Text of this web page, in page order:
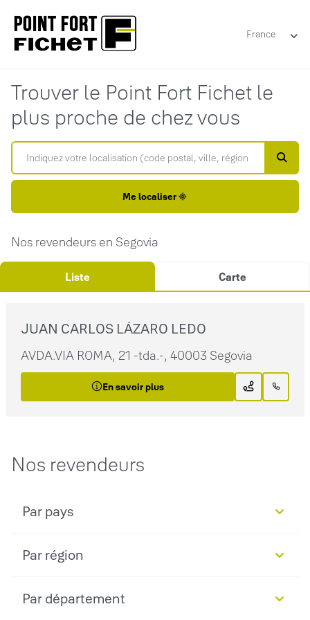
France
Trouver le Point Fort Fichet le
plus proche de chez vous
Me localiser
Nos revendeurs en Segovia
Liste Carte
JUAN CARLOS LÁZARO LEDO
AVDA.VIA ROMA, 21 -tda.-, 40003 Segovia
En savoir plus
Nos revendeurs
Par pays
Par région
Par département